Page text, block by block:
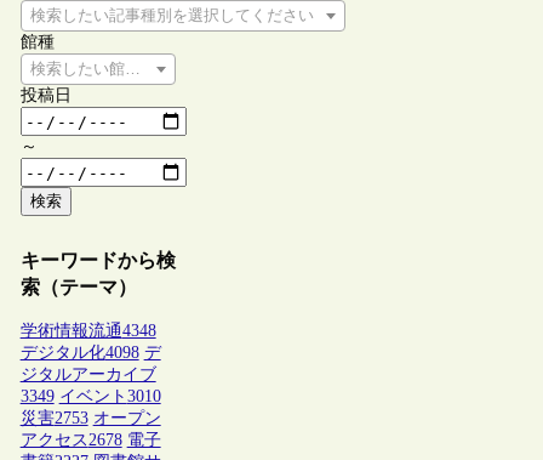
検索したい記事種別を選択してください
館種
検索したい館種を選択してください
投稿日
～
検索
キーワードから検
索（テーマ）
学術情報流通4348
デジタル化4098 デ
ジタルアーカイブ
3349 イベント 3010
災害2753 オープン
アクセス2678 電子